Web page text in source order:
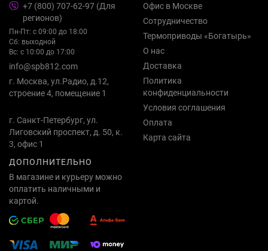
+7 (800) 707-62-97 (Для
регионов)
Пн-Пт: с 09:00 до 18:00
Сб: выходной
Вс: с 10:00 до 17:00
info@spb812.com
г. Москва, ул.Радио, д.12,
строение 4, помещение 1
г. Санкт-Петербург, ул.
Лиговский проспект, д. 50, к.
3, офис 1
Офис в Москве
Сотрудничество
Термоприводы «Богатырь»
О нас
Доставка
Политика
конфиденциальности
Условия соглашения
Оплата
Карта сайта
ДОПОЛНИТЕЛЬНО
В магазине и курьеру можно
оплатить наличными и
картой.